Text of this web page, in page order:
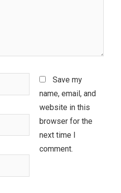
Save my
name, email, and
website in this
browser for the
next time I
comment.